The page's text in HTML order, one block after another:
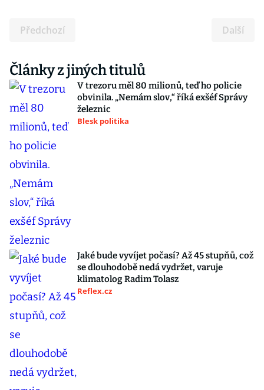
Předchozí Další
Články z jiných titulů
V trezoru měl 80 milionů, teď ho policie
obvinila. „Nemám slov,“ říká exšéf Správy
železnic
Blesk politika
Jaké bude vyvíjet počasí? Až 45 stupňů, což
se dlouhodobě nedá vydržet, varuje
klimatolog Radim Tolasz
Reflex.cz